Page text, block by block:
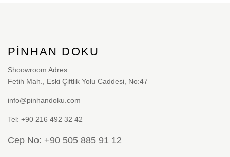
PINHAN DOKU
Shoowroom Adres:
Fetih Mah., Eski Çiftlik Yolu Caddesi, No:47
info@pinhandoku.com
Tel: +90 216 492 32 42
Cep No: +90 505 885 91 12